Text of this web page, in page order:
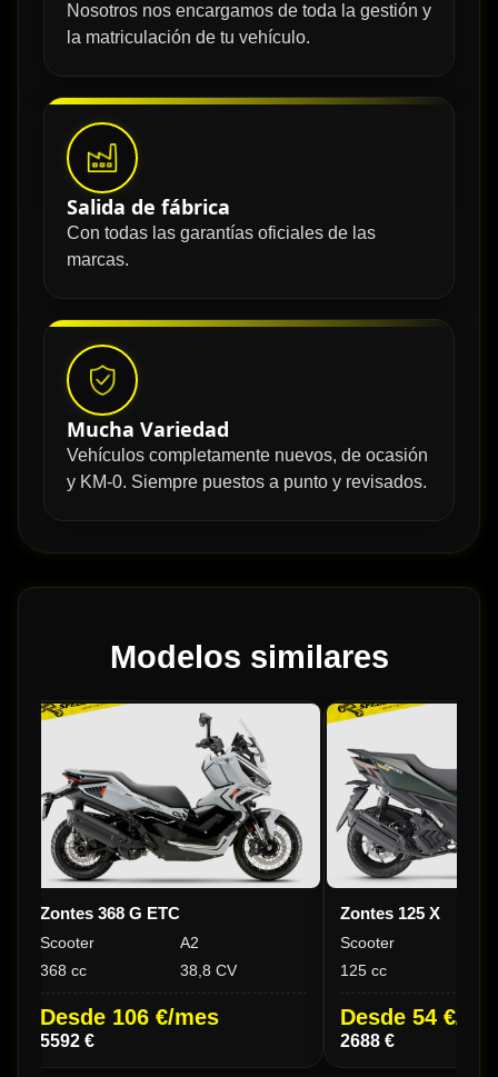
Nosotros nos encargamos de toda la gestión y
la matriculación de tu vehículo.
Salida de fábrica
Con todas las garantías oficiales de las
marcas.
Mucha Variedad
Vehículos completamente nuevos, de ocasión
y KM-0. Siempre puestos a punto y revisados.
Modelos similares
Zontes 368 G ETC
Scooter
A2
368 cc
38,8 CV
Desde 106 €/mes
5592 €
Zontes 125 X
Scooter
125 cc
Desde 54 €/
2688 €